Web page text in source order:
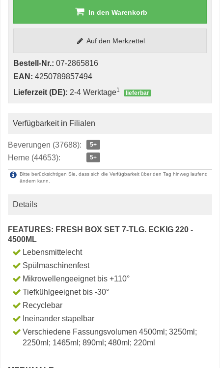
In den Warenkorb
Auf den Merkzettel
Bestell-Nr.: 07-2865816
EAN: 4250789857494
Lieferzeit (DE): 2-4 Werktage1 lieferbar
Verfügbarkeit in Filialen
Beverungen (37688): 5+
Herne (44653): 5+
Bitte berücksichtigen Sie, dass sich die Verfügbarkeit über den Tag hinweg laufend
ändern kann.
Details
FEATURES: FRESH BOX SET 7-TLG. ECKIG 220 -
4500ML
Lebensmittelecht
Spülmaschinenfest
Mikrowellengeeignet bis +110°
Tiefkühlgeeignet bis -30°
Recyclebar
Ineinander stapelbar
Verschiedene Fassungsvolumen 4500ml; 3250ml;
2250ml; 1465ml; 890ml; 480ml; 220ml